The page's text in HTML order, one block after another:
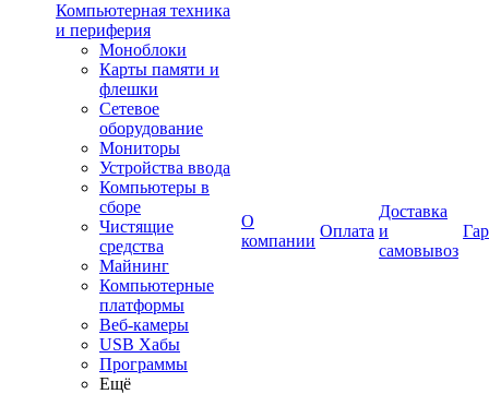
Компьютерная техника
и периферия
Моноблоки
Карты памяти и
флешки
Сетевое
оборудование
Мониторы
Устройства ввода
Компьютеры в
сборе
Чистящие
средства
Майнинг
Компьютерные
платформы
Веб-камеры
USB Хабы
Программы
Ещё
О
компании
Оплата
Доставка
и
самовывоз